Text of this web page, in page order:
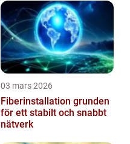
03 mars 2026
Fiberinstallation grunden
för ett stabilt och snabbt
nätverk